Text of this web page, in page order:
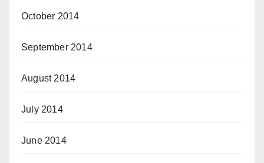
October 2014
September 2014
August 2014
July 2014
June 2014